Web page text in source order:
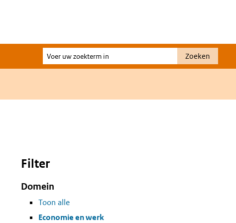
Voer
uw
Zoeken
Filter
Domein
Toon alle
Economie en werk